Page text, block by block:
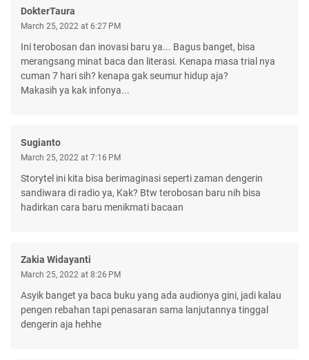
DokterTaura
March 25, 2022 at 6:27 PM
Ini terobosan dan inovasi baru ya... Bagus banget, bisa
merangsang minat baca dan literasi. Kenapa masa trial nya
cuman 7 hari sih? kenapa gak seumur hidup aja?
Makasih ya kak infonya...
Sugianto
March 25, 2022 at 7:16 PM
Storytel ini kita bisa berimaginasi seperti zaman dengerin
sandiwara di radio ya, Kak? Btw terobosan baru nih bisa
hadirkan cara baru menikmati bacaan
Zakia Widayanti
March 25, 2022 at 8:26 PM
Asyik banget ya baca buku yang ada audionya gini, jadi kalau
pengen rebahan tapi penasaran sama lanjutannya tinggal
dengerin aja hehhe